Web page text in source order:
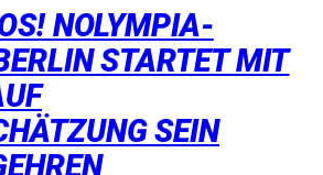
NOLYMPIA-
STARTET MIT
SEIN